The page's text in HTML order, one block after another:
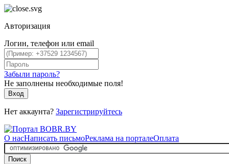
Авторизация
Логин, телефон или email
Забыли пароль?
Не заполнены необходимые поля!
Вход
Нет аккаунта? Зарегистрируйтесь
О насНаписать письмоРеклама на порталеОплата
Поиск